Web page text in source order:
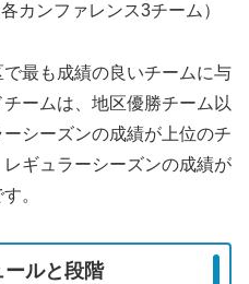
カンファレンス3チーム）
最も成績の良いチームに与
ームは、地区優勝チーム以
シーズンの成績が上位のチ
ギュラーシーズンの成績が
。
ールと段階